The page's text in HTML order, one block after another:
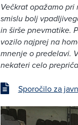
Večkrat opažamo
smislu bolj
in širše pnevmatike.
vozilo najprej na
mnenje o predelavi.
nekateri celo
Sporočilo za